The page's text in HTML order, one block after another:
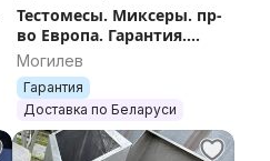
Тестомесы. Миксеры. пр-
во Европа. Гарантия.
Доставка.
Могилев
Гарантия
Доставка по Беларуси